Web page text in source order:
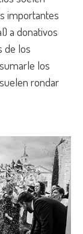
importantes
a donativos
de los
los
rondar